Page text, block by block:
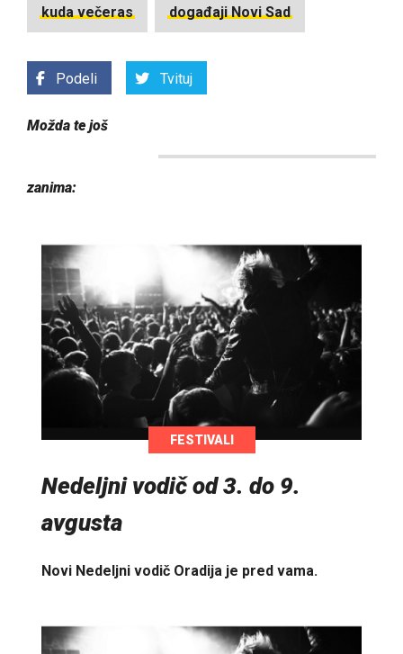
kuda večeras događaji Novi Sad
Podeli Tvituj
Možda te još
zanima:
FESTIVALI
Nedeljni vodič od 3. do 9.
avgusta
Novi Nedeljni vodič Oradija je pred vama.